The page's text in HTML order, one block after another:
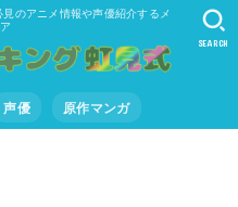
のアニメ情報や声優紹介するメ
声優 原作マンガ
SEARCH